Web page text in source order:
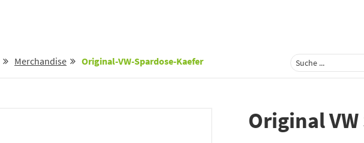
Merchandise Original-VW-Spardose-Kaefer
Original